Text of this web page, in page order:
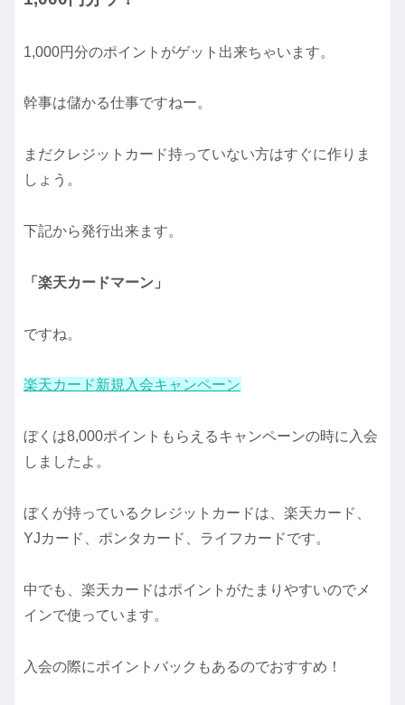
1,000円分のポイントがゲット出来ちゃいます。
幹事は儲かる仕事ですねー。
まだクレジットカード持っていない方はすぐに作りま
しょう。
下記から発行出来ます。
「楽天カードマーン」
ですね。
楽天カード新規入会キャンペーン
ぼくは8,000ポイントもらえるキャンペーンの時に入会
しましたよ。
ぼくが持っているクレジットカードは、楽天カード、
YJカード、ポンタカード、ライフカードです。
中でも、楽天カードはポイントがたまりやすいのでメ
インで使っています。
入会の際にポイントバックもあるのでおすすめ！